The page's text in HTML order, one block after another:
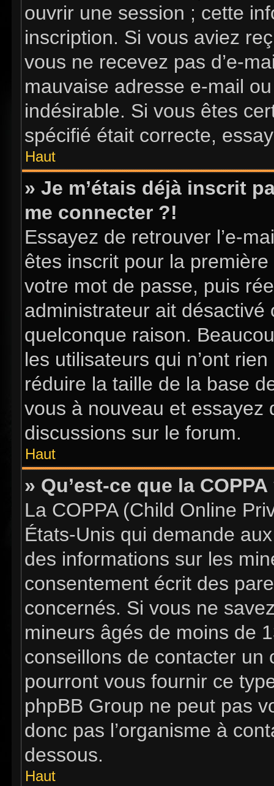
ouvrir une session ; cette
inscription. Si vous aviez
vous ne recevez pas d’e-
mauvaise adresse e-mail
indésirable. Si vous êtes
spécifié était correcte,
Haut
» Je m’étais déjà inscrit
me connecter ?!
Essayez de retrouver l’e-
êtes inscrit pour la
votre mot de passe, puis
administrateur ait
quelconque raison.
les utilisateurs qui n’ont
réduire la taille de la base
vous à nouveau et essayez
discussions sur le forum.
Haut
» Qu’est-ce que la COPPA
La COPPA (Child Online
États-Unis qui demande
des informations sur les
consentement écrit des
concernés. Si vous ne
mineurs âgés de moins de
conseillons de contacter un
pourront vous fournir ce
phpBB Group ne peut pas
donc pas l’organisme à
dessous.
Haut